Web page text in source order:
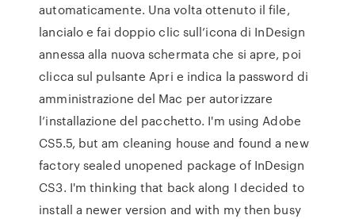
automaticamente. Una volta ottenuto il file,
lancialo e fai doppio clic sull’icona di InDesign
annessa alla nuova schermata che si apre, poi
clicca sul pulsante Apri e indica la password di
amministrazione del Mac per autorizzare
l’installazione del pacchetto. I'm using Adobe
CS5.5, but am cleaning house and found a new
factory sealed unopened package of InDesign
CS3. I'm thinking that back along I decided to
install a newer version and with my then busy